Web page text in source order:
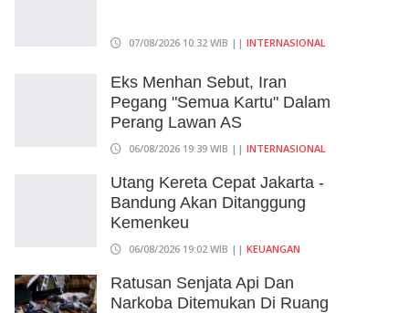
07/08/2026 10:32 WIB || INTERNASIONAL
Eks Menhan Sebut, Iran
Pegang "Semua Kartu" Dalam
Perang Lawan AS
06/08/2026 19:39 WIB || INTERNASIONAL
Utang Kereta Cepat Jakarta -
Bandung Akan Ditanggung
Kemenkeu
06/08/2026 19:02 WIB || KEUANGAN
Ratusan Senjata Api Dan
Narkoba Ditemukan Di Ruang